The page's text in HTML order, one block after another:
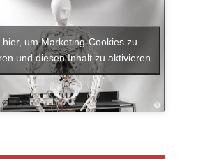
hier, um Marketing-Cookies zu
und diesen Inhalt zu aktivieren